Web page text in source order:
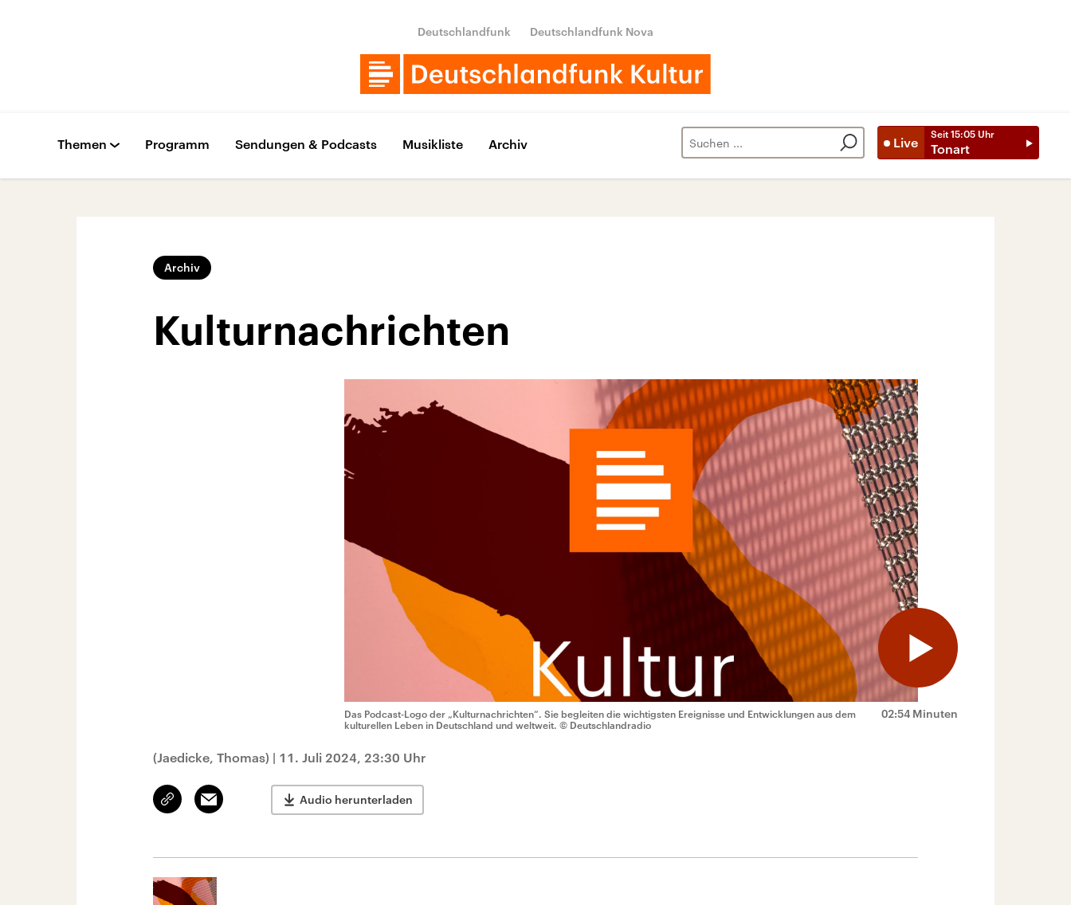
Deutschlandfunk Deutschlandfunk Nova
Live
Seit 15:05 Uhr
Tonart
Themen Programm Sendungen & Podcasts Musikliste Archiv
Archiv
Kulturnachrichten
02:54 Minuten
Das Podcast-Logo der „Kulturnachrichten“. Sie begleiten die wichtigsten Ereignisse und Entwicklungen aus dem
kulturellen Leben in Deutschland und weltweit. © Deutschlandradio
(Jaedicke, Thomas) | 11. Juli 2024, 23:30 Uhr
Link
kopieren/teilen
Email Audio herunterladen